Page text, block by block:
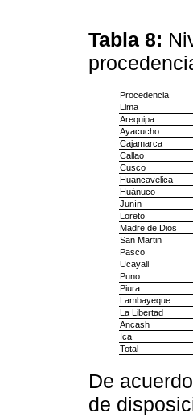
Tabla 8:
Procedencia
Lima
Arequipa
Ayacucho
Cajamarca
Callao
Cusco
Huancavelica
Huánuco
Junín
Loreto
Madre de Dios
San Martin
Pasco
Ucayali
Puno
Piura
Lambayeque
La Libertad
Ancash
Ica
Total
De
de